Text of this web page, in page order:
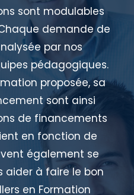
sont modulables
demande de
par nos
pédagogiques.
proposée, sa
sont ainsi
de financements
en fonction de
également se
aider à faire le bon
en Formation